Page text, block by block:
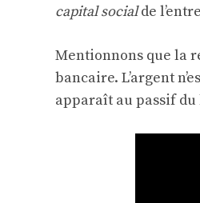
capital socialde
Mentionnons que la
bancaire. L’argent
apparaît au passif